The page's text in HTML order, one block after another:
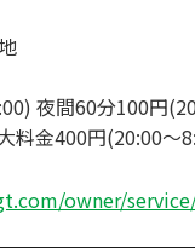
夜間60分100円
料金400円(20:00～
owner/